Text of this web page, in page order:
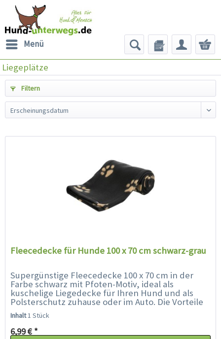
Menü
Liegeplätze
Filtern
Fleecedecke für Hunde 100 x 70 cm schwarz-grau
Supergünstige Fleecedecke 100 x 70 cm in der
Farbe schwarz mit Pfoten-Motiv, ideal als
kuschelige Liegedecke für Ihren Hund und als
Polsterschutz zuhause oder im Auto. Die Vorteile
der Fleecedecke für Hunde...
Inhalt1 Stück
6,99 € *